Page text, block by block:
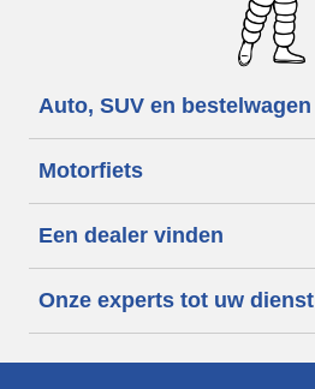
Auto, SUV en bestelwagen
Motorfiets
Een dealer vinden
Onze experts tot uw dienst